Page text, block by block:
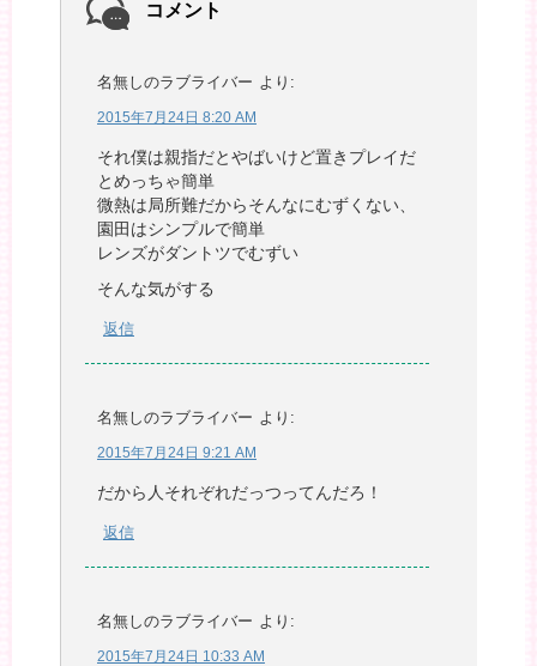
コメント
名無しのラブライバー より:
2015年7月24日 8:20 AM
それ僕は親指だとやばいけど置きプレイだ
とめっちゃ簡単
微熱は局所難だからそんなにむずくない、
園田はシンプルで簡単
レンズがダントツでむずい
そんな気がする
返信
名無しのラブライバー より:
2015年7月24日 9:21 AM
だから人それぞれだっつってんだろ！
返信
名無しのラブライバー より:
2015年7月24日 10:33 AM